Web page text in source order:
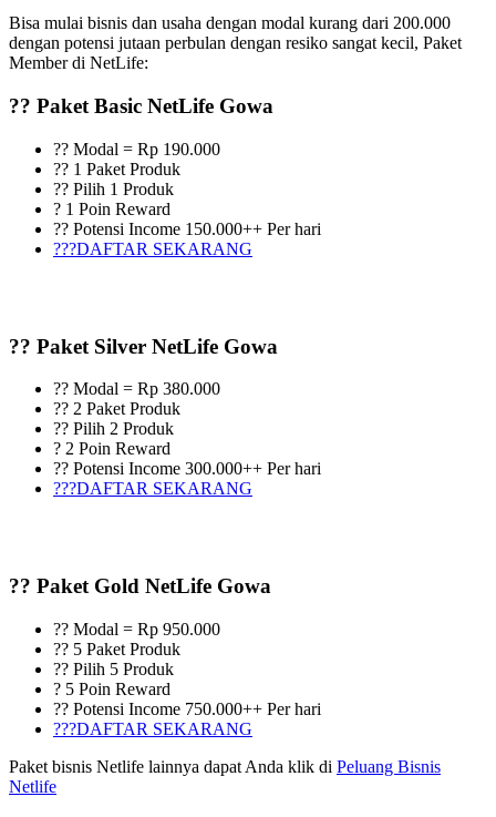
Bisa mulai bisnis dan usaha dengan modal kurang dari 200.000
dengan potensi jutaan perbulan dengan resiko sangat kecil, Paket
Member di NetLife:
?? Paket Basic NetLife Gowa
?? Modal = Rp 190.000
?? 1 Paket Produk
?? Pilih 1 Produk
? 1 Poin Reward
?? Potensi Income 150.000++ Per hari
???DAFTAR SEKARANG
?? Paket Silver NetLife Gowa
?? Modal = Rp 380.000
?? 2 Paket Produk
?? Pilih 2 Produk
? 2 Poin Reward
?? Potensi Income 300.000++ Per hari
???DAFTAR SEKARANG
?? Paket Gold NetLife Gowa
?? Modal = Rp 950.000
?? 5 Paket Produk
?? Pilih 5 Produk
? 5 Poin Reward
?? Potensi Income 750.000++ Per hari
???DAFTAR SEKARANG
Paket bisnis Netlife lainnya dapat Anda klik di Peluang Bisnis
Netlife